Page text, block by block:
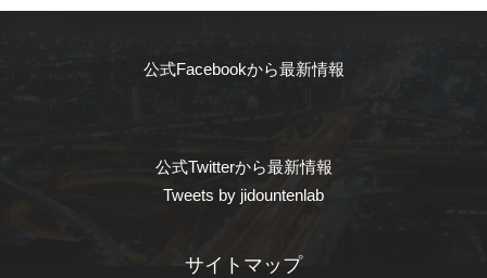
公式Facebookから最新情報
公式Twitterから最新情報
Tweets by jidountenlab
サイトマップ